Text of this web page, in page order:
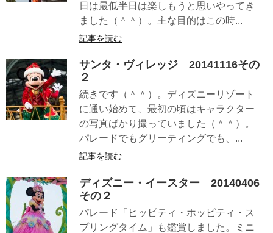
日は最低半日は楽しもうと思いやってき
ました（＾＾）。主な目的はこの時...
記事を読む
サンタ・ヴィレッジ 20141116その
２
続きです（＾＾）。ディズニーリゾート
に通い始めて、最初の頃はキャラクター
の写真ばかり撮っていました（＾＾）。
パレードでもグリーティングでも、...
記事を読む
ディズニー・イースター 20140406
その２
パレード「ヒッピティ・ホッピティ・ス
プリングタイム」も鑑賞しました。ミニ